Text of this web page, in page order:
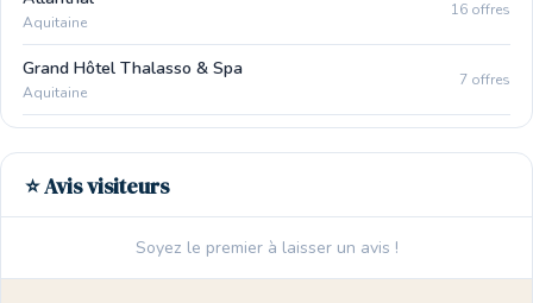
Aquitaine
16 offres
Grand Hôtel Thalasso & Spa
Aquitaine
7 offres
⭐ Avis visiteurs
Soyez le premier à laisser un avis !